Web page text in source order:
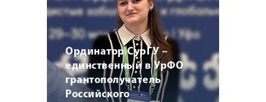
Ординатор СурГУ –
единственный в УрФО
грантополучатель
Российского